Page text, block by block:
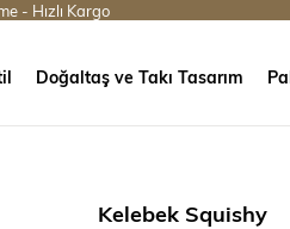
- Hızlı Kargo
Doğaltaş ve Takı Tasarım
Kelebek Squishy